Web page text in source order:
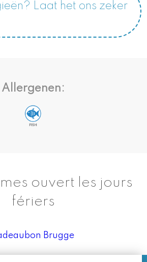
Laat het ons zeker
Allergenen:
ouvert les jours
fériers